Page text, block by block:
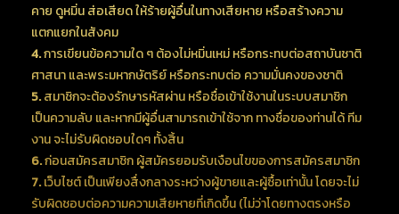
คาย ดูหมิ่น ส่อเสียด ให้ร้ายผู้อื่นในทางเสียหาย หรือสร้างความ
แตกแยกในสังคม
4.การเขียนข้อความใด ๆ ต้องไม่หมิ่นเหม่ หรือกระทบต่อสถาบันชาติ
ศาสนา และพระมหากษัตริย์ หรือกระทบต่อ ความมั่นคงของชาติ
5.สมาชิกจะต้องรักษารหัสผ่าน หรือชื่อเข้าใช้งานในระบบสมาชิก
เป็นความลับ และหากมีผู้อื่นสามารถเข้าใช้จาก ทางชื่อของท่านได้ ทีม
งาน จะไม่รับผิดชอบใดๆ ทั้งสิ้น
6.ก่อนสมัครสมาชิก ผู้สมัครยอมรับเงือนไขของการสมัครสมาชิก
7.เว็บไซต์ เป็นเพียงสื่งกลางระหว่างผู้ขายและผู้ซื้อเท่านั้น โดยจะไม่
รับผิดชอบต่อความความเสียหายที่เกิดขึ้น (ไม่ว่าโดยทางตรงหรือ